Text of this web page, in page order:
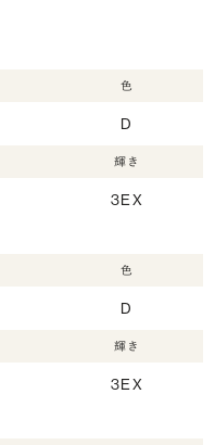
色
D
輝き
3EX
色
D
輝き
3EX